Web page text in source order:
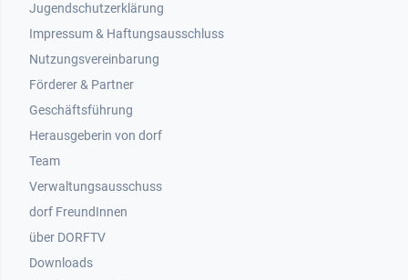
Jugendschutzerklärung
Impressum & Haftungsausschluss
Nutzungsvereinbarung
Footer 2
Förderer & Partner
Geschäftsführung
Herausgeberin von dorf
Team
Verwaltungsausschuss
dorf FreundInnen
Footer 3
über DORFTV
Downloads